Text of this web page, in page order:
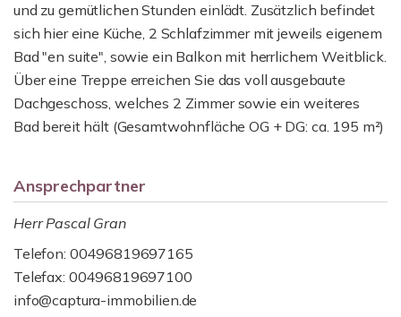
und zu gemütlichen Stunden einlädt. Zusätzlich befindet
sich hier eine Küche, 2 Schlafzimmer mit jeweils eigenem
Bad "en suite", sowie ein Balkon mit herrlichem Weitblick.
Über eine Treppe erreichen Sie das voll ausgebaute
Dachgeschoss, welches 2 Zimmer sowie ein weiteres
Bad bereit hält (Gesamtwohnfläche OG + DG: ca. 195 m²)
Ansprechpartner
Herr Pascal Gran
Telefon: 00496819697165
Telefax: 00496819697100
info@captura-immobilien.de